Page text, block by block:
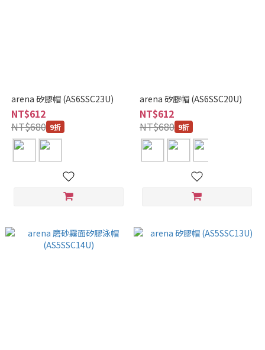
arena 矽膠帽 (AS6SSC23U)
NT$612
NT$680 9折
arena 矽膠帽 (AS6SSC20U)
NT$612
NT$680 9折